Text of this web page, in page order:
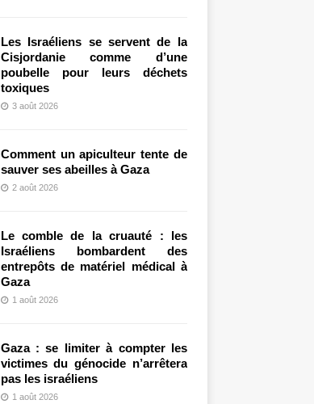
Les Israéliens se servent de la
Cisjordanie comme d’une
poubelle pour leurs déchets
toxiques
3 août 2026
Comment un apiculteur tente de
sauver ses abeilles à Gaza
2 août 2026
Le comble de la cruauté : les
Israéliens bombardent des
entrepôts de matériel médical à
Gaza
1 août 2026
Gaza : se limiter à compter les
victimes du génocide n’arrêtera
pas les israéliens
1 août 2026